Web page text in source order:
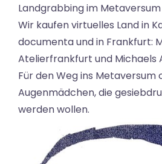
Landgrabbing im Metaversum
Wir kaufen virtuelles Land in
documenta und in Frankfurt:
Atelierfrankfurt und Michaels
Für den Weg ins Metaversum
Augenmädchen, die
werden wollen.